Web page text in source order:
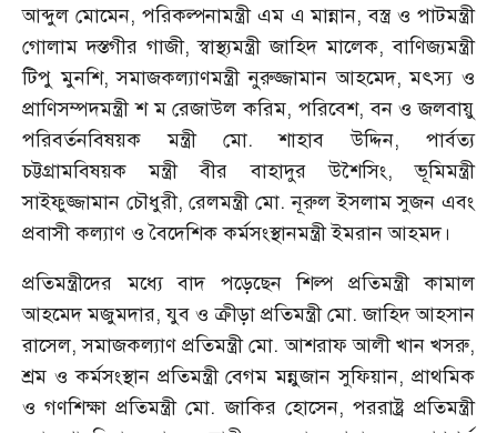
আব্দুল মোমেন, পরিকল্পনামন্ত্রী এম এ মান্নান, বস্ত্র ও পাটমন্ত্রী
গোলাম দস্তগীর গাজী, স্বাস্থ্যমন্ত্রী জাহিদ মালেক, বাণিজ্যমন্ত্রী
টিপু মুনশি, সমাজকল্যাণমন্ত্রী নুরুজ্জামান আহমেদ, মৎস্য ও
প্রাণিসম্পদমন্ত্রী শ ম রেজাউল করিম, পরিবেশ, বন ও জলবায়ু
পরিবর্তনবিষয়ক মন্ত্রী মো. শাহাব উদ্দিন, পার্বত্য
চট্টগ্রামবিষয়ক মন্ত্রী বীর বাহাদুর উশৈসিং, ভূমিমন্ত্রী
সাইফুজ্জামান চৌধুরী, রেলমন্ত্রী মো. নূরুল ইসলাম সুজন এবং
প্রবাসী কল্যাণ ও বৈদেশিক কর্মসংস্থানমন্ত্রী ইমরান আহমদ।
প্রতিমন্ত্রীদের মধ্যে বাদ পড়েছেন শিল্প প্রতিমন্ত্রী কামাল
আহমেদ মজুমদার, যুব ও ক্রীড়া প্রতিমন্ত্রী মো. জাহিদ আহসান
রাসেল, সমাজকল্যাণ প্রতিমন্ত্রী মো. আশরাফ আলী খান খসরু,
শ্রম ও কর্মসংস্থান প্রতিমন্ত্রী বেগম মন্নুজান সুফিয়ান, প্রাথমিক
ও গণশিক্ষা প্রতিমন্ত্রী মো. জাকির হোসেন, পররাষ্ট্র প্রতিমন্ত্রী